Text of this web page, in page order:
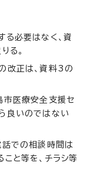
る必要はなく、資
る。
改正は、資料3の
市医療安全支援セ
良いのではない
話での相談時間は
と等を、チラシ等